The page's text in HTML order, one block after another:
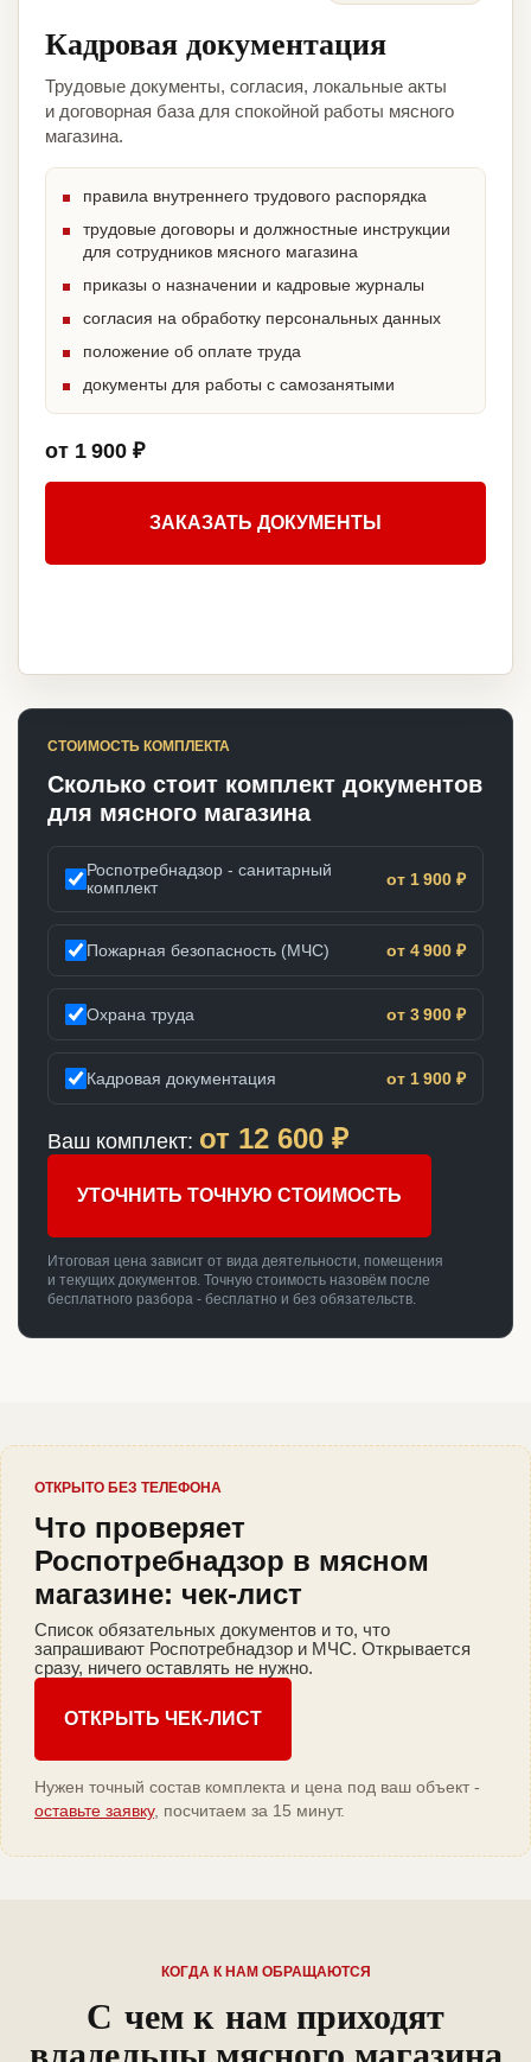
Кадровая документация
Трудовые документы, согласия, локальные акты
и договорная база для спокойной работы мясного
магазина.
правила внутреннего трудового распорядка
трудовые договоры и должностные инструкции
для сотрудников мясного магазина
приказы о назначении и кадровые журналы
согласия на обработку персональных данных
положение об оплате труда
документы для работы с самозанятыми
от 1 900 ₽
ЗАКАЗАТЬ ДОКУМЕНТЫ
СТОИМОСТЬ КОМПЛЕКТА
Сколько стоит комплект документов
для мясного магазина
Роспотребнадзор - санитарный
комплект
от 1 900 ₽
Пожарная безопасность (МЧС) от 4 900 ₽
Охрана труда от 3 900 ₽
Кадровая документация от 1 900 ₽
Ваш комплект: от 12 600 ₽
УТОЧНИТЬ ТОЧНУЮ СТОИМОСТЬ
Итоговая цена зависит от вида деятельности, помещения
и текущих документов. Точную стоимость назовём после
бесплатного разбора - бесплатно и без обязательств.
ОТКРЫТО БЕЗ ТЕЛЕФОНА
Что проверяет
Роспотребнадзор в мясном
магазине: чек-лист
Список обязательных документов и то, что
запрашивают Роспотребнадзор и МЧС. Открывается
сразу, ничего оставлять не нужно.
ОТКРЫТЬ ЧЕК-ЛИСТ
Нужен точный состав комплекта и цена под ваш объект -
оставьте заявку, посчитаем за 15 минут.
КОГДА К НАМ ОБРАЩАЮТСЯ
С чем к нам приходят